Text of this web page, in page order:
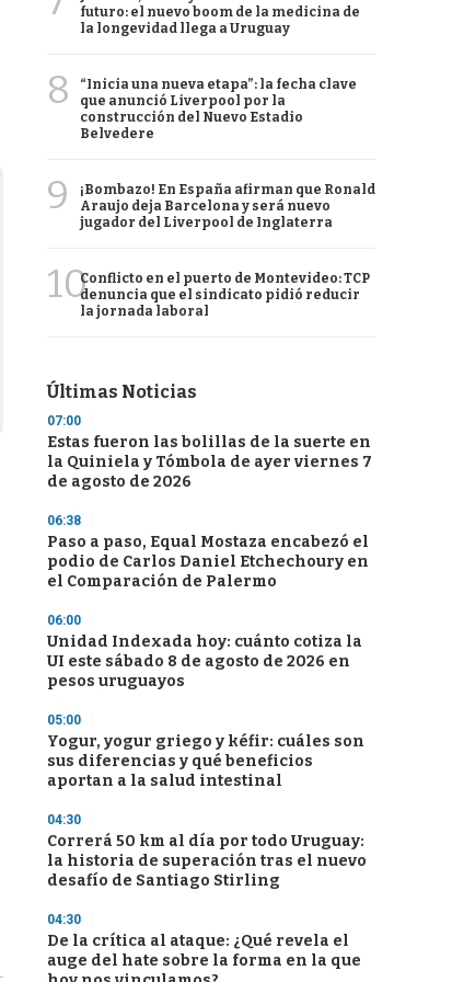
futuro: el nuevo boom de la medicina de
la longevidad llega a Uruguay
8
“Inicia una nueva etapa”: la fecha clave
que anunció Liverpool por la
construcción del Nuevo Estadio
Belvedere
9
¡Bombazo! En España afirman que Ronald
Araujo deja Barcelona y será nuevo
jugador del Liverpool de Inglaterra
10Conflicto en el puerto de Montevideo: TCP
denuncia que el sindicato pidió reducir
la jornada laboral
Últimas Noticias
07:00
Estas fueron las bolillas de la suerte en
la Quiniela y Tómbola de ayer viernes 7
de agosto de 2026
06:38
Paso a paso, Equal Mostaza encabezó el
podio de Carlos Daniel Etchechoury en
el Comparación de Palermo
06:00
Unidad Indexada hoy: cuánto cotiza la
UI este sábado 8 de agosto de 2026 en
pesos uruguayos
05:00
Yogur, yogur griego y kéfir: cuáles son
sus diferencias y qué beneficios
aportan a la salud intestinal
04:30
Correrá 50 km al día por todo Uruguay:
la historia de superación tras el nuevo
desafío de Santiago Stirling
04:30
De la crítica al ataque: ¿Qué revela el
auge del hate sobre la forma en la que